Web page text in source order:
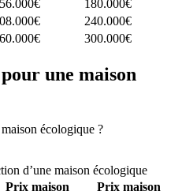
180.000€
240.000€
300.000€
une maison
écologique ?
d’une maison écologique
Prix maison
Prix maison